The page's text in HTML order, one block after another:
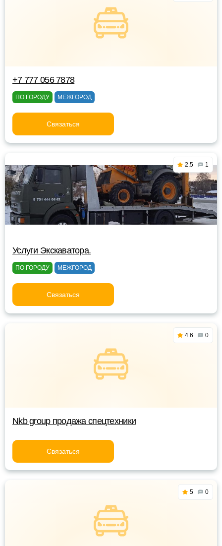
+7 777 056 7878
ПО ГОРОДУ МЕЖГОРОД
Связаться
2.5 1
Услуги Экскаватора.
ПО ГОРОДУ МЕЖГОРОД
Связаться
4.6 0
Nkb group продажа спецтехники
Связаться
5 0